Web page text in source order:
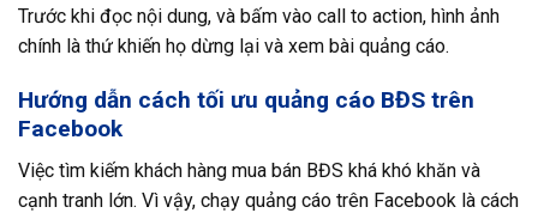
Trước khi đọc nội dung, và bấm vào call to action, hình ảnh
chính là thứ khiến họ dừng lại và xem bài quảng cáo.
Hướng dẫn cách tối ưu quảng cáo BĐS trên
Facebook
Việc tìm kiếm khách hàng mua bán BĐS khá khó khăn và
cạnh tranh lớn. Vì vậy, chạy quảng cáo trên Facebook là cách